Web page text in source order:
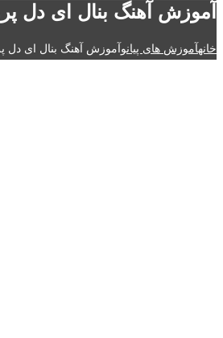
آموزش آهنگ بنال ای دل
خانهآموزش های پیانوآموزش آهنگ بنال ای دل